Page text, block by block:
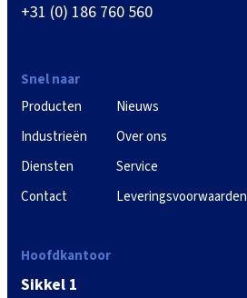
+31 (0) 186 760 560
Snel naar
Producten
Industrieën
Diensten
Contact
Nieuws
Over ons
Service
Leveringsvoorwaarden
Hoofdkantoor
Sikkel 1